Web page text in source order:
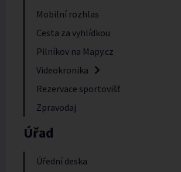
Mobilní rozhlas
Cesta za vyhlídkou
Pilníkov na Mapy.cz
Videokronika
Rezervace sportovišť
Zpravodaj
Úřad
Úřední deska